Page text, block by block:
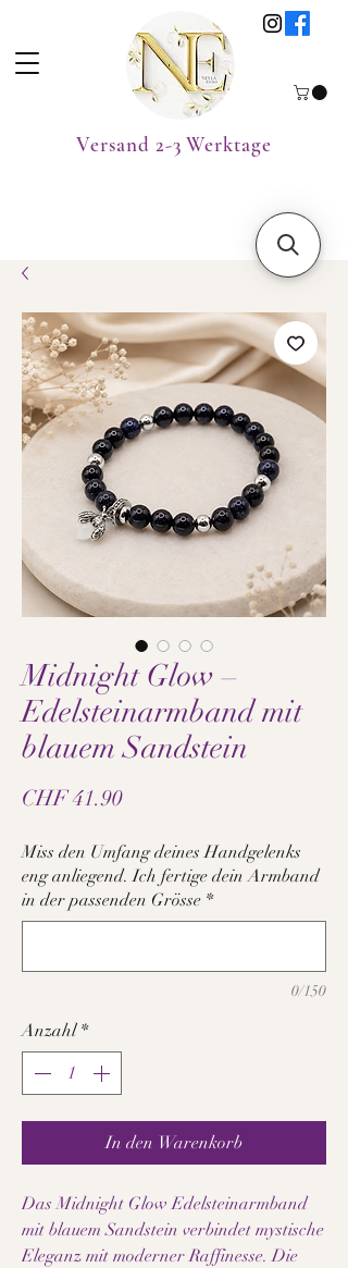
Versand 2-3 Werktage
Midnight Glow –
Edelsteinarmband mit
blauem Sandstein
CHF 41.90Preis
Miss den Umfang deines Handgelenks
eng anliegend. Ich fertige dein Armband
in der passenden Grösse *
0/150
Anzahl *
In den Warenkorb
Das Midnight Glow Edelsteinarmband
mit blauem Sandstein verbindet mystische
Eleganz mit moderner Raffinesse. Die